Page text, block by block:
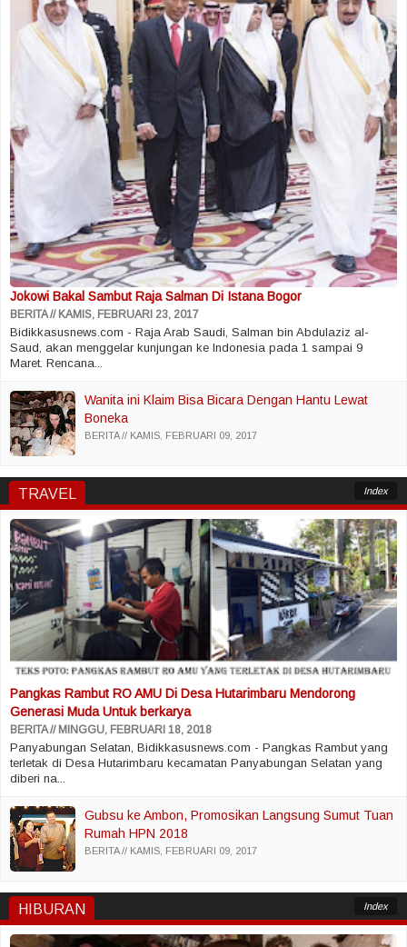
Jokowi Bakal Sambut Raja Salman Di Istana Bogor
BERITA KAMIS, FEBRUARI 23, 2017
Bidikkasusnews.com - Raja Arab Saudi, Salman bin Abdulaziz al-
Saud, akan menggelar kunjungan ke Indonesia pada 1 sampai 9
Maret. Rencana...
Wanita ini Klaim Bisa Bicara Dengan Hantu Lewat
Boneka
BERITA KAMIS, FEBRUARI 09, 2017
TRAVEL Index
Pangkas Rambut RO AMU Di Desa Hutarimbaru Mendorong
Generasi Muda Untuk berkarya
BERITA MINGGU, FEBRUARI 18, 2018
Panyabungan Selatan, Bidikkasusnews.com - Pangkas Rambut yang
terletak di Desa Hutarimbaru kecamatan Panyabungan Selatan yang
diberi na...
Gubsu ke Ambon, Promosikan Langsung Sumut Tuan
Rumah HPN 2018
BERITA KAMIS, FEBRUARI 09, 2017
HIBURAN Index